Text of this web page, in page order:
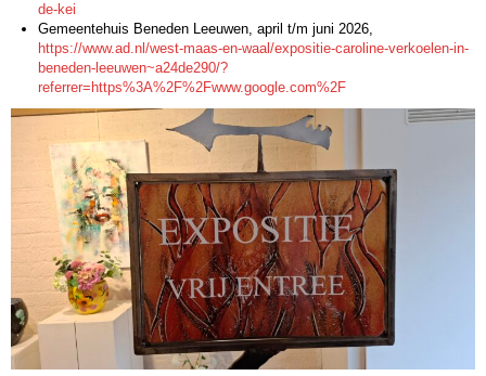
de-kei
Gemeentehuis Beneden Leeuwen, april t/m juni 2026,
https://www.ad.nl/west-maas-en-waal/expositie-caroline-verkoelen-in-
beneden-leeuwen~a24de290/?
referrer=https%3A%2F%2Fwww.google.com%2F